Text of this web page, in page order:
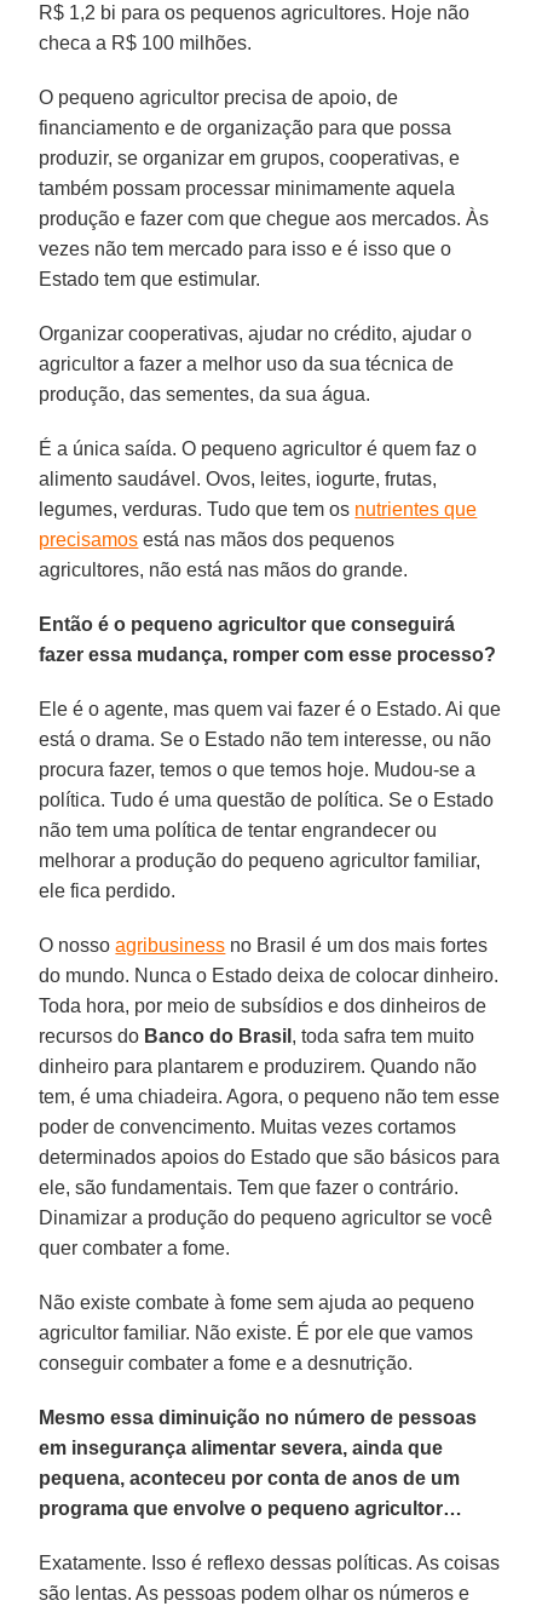
R$ 1,2 bi para os pequenos agricultores. Hoje não
checa a R$ 100 milhões.
O pequeno agricultor precisa de apoio, de
financiamento e de organização para que possa
produzir, se organizar em grupos, cooperativas, e
também possam processar minimamente aquela
produção e fazer com que chegue aos mercados. Às
vezes não tem mercado para isso e é isso que o
Estado tem que estimular.
Organizar cooperativas, ajudar no crédito, ajudar o
agricultor a fazer a melhor uso da sua técnica de
produção, das sementes, da sua água.
É a única saída. O pequeno agricultor é quem faz o
alimento saudável. Ovos, leites, iogurte, frutas,
legumes, verduras. Tudo que tem os nutrientes que
precisamos está nas mãos dos pequenos
agricultores, não está nas mãos do grande.
Então é o pequeno agricultor que conseguirá
fazer essa mudança, romper com esse processo?
Ele é o agente, mas quem vai fazer é o Estado. Ai que
está o drama. Se o Estado não tem interesse, ou não
procura fazer, temos o que temos hoje. Mudou-se a
política. Tudo é uma questão de política. Se o Estado
não tem uma política de tentar engrandecer ou
melhorar a produção do pequeno agricultor familiar,
ele fica perdido.
O nossoagribusiness no Brasil é um dos mais fortes
do mundo. Nunca o Estado deixa de colocar dinheiro.
Toda hora, por meio de subsídios e dos dinheiros de
recursos do Banco do Brasil , toda safra tem muito
dinheiro para plantarem e produzirem. Quando não
tem, é uma chiadeira. Agora, o pequeno não tem esse
poder de convencimento. Muitas vezes cortamos
determinados apoios do Estado que são básicos para
ele, são fundamentais. Tem que fazer o contrário.
Dinamizar a produção do pequeno agricultor se você
quer combater a fome.
Não existe combate à fome sem ajuda ao pequeno
agricultor familiar. Não existe. É por ele que vamos
conseguir combater a fome e a desnutrição.
Mesmo essa diminuição no número de pessoas
em insegurança alimentar severa, ainda que
pequena, aconteceu por conta de anos de um
programa que envolve o pequeno agricultor…
Exatamente. Isso é reflexo dessas políticas. As coisas
são lentas. As pessoas podem olhar os números e